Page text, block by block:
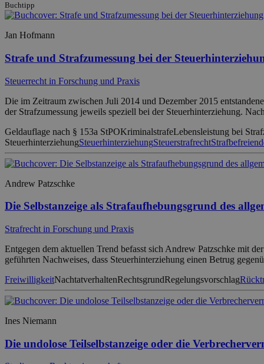
Buchtipp
Jan Hofmann
Strafe und Strafzumessung bei der
Steuerrecht in Forschung und Praxis
Die im Zeitraum zwischen Juli 2014 und Dezember 2015
der Strafzumessung jeweils speziell bei der Steuerhinterziehung.
Geldauflage nach § 153a StPOKriminalstrafeLebensleistung bei
SteuerhinterziehungSteuerhinterziehungSteuerstrafrecht
Andrew Patzschke
Die Selbstanzeige als Strafaufhebungsgrund des
Strafrecht in Forschung und Praxis
Entgegen dem aktuellen Trend befasst sich Andrew Patzschke mit
geführten Nachweises, dass Steuerhinterziehung einen Betrug
FreiwilligkeitNachtatverhaltenRechtsgrundRegelungsvorschlag
Ines Niemann
Die undolose Teilselbstanzeige oder die